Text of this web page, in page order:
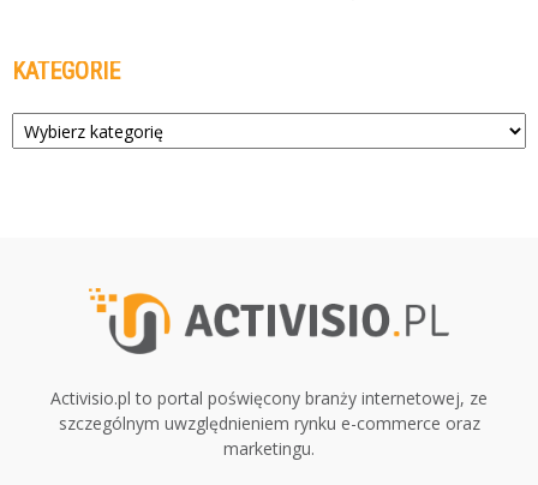
KATEGORIE
Kategorie
Activisio.pl to portal poświęcony branży internetowej, ze
szczególnym uwzględnieniem rynku e-commerce oraz
marketingu.